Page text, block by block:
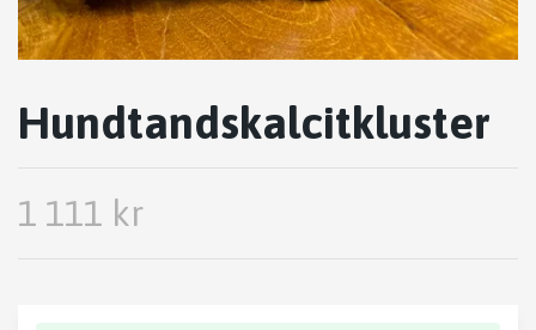
Hundtandskalcitkluster
1 111 kr